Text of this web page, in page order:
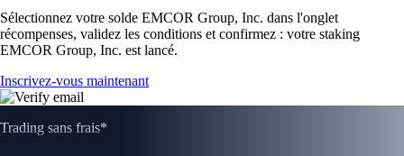
Sélectionnez votre solde EMCOR Group, Inc. dans l'onglet
récompenses, validez les conditions et confirmez : votre staking
EMCOR Group, Inc. est lancé.
Inscrivez-vous maintenant
Trading sans frais*